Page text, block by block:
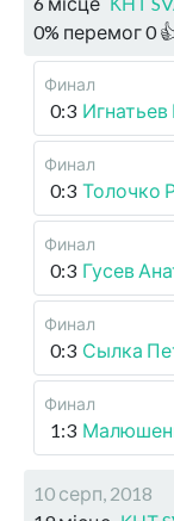
0% перемог0
Финал
0:3
Финал
0:3 Толочко
Финал
0:3 Гусев
Финал
0:3 Сылка
Финал
1:3
10 серп, 2018